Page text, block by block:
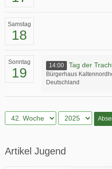
Samstag
18
Sonntag
19
14:00 Tag der
Bürgerhaus
Deutschland
Artikel Jugend